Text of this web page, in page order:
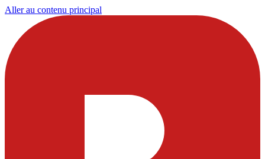
Aller au contenu principal